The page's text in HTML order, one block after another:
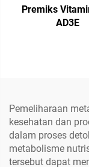
Premiks
AD3E
Pemeliharaan
kesehatan dan
dalam proses
metabolisme
tersebut dapat